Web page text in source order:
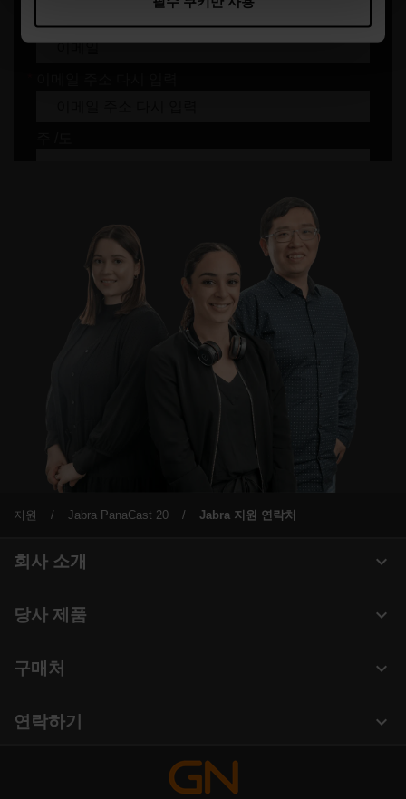
지원 Jabra PanaCast 20 Jabra 지원 연락처
expand_more
회사 소개
의 지속 가능성
새 소식 및 보도자료
expand_more
당사 제품
회의실 카메라
expand_more
구매처
expand_more
연락하기